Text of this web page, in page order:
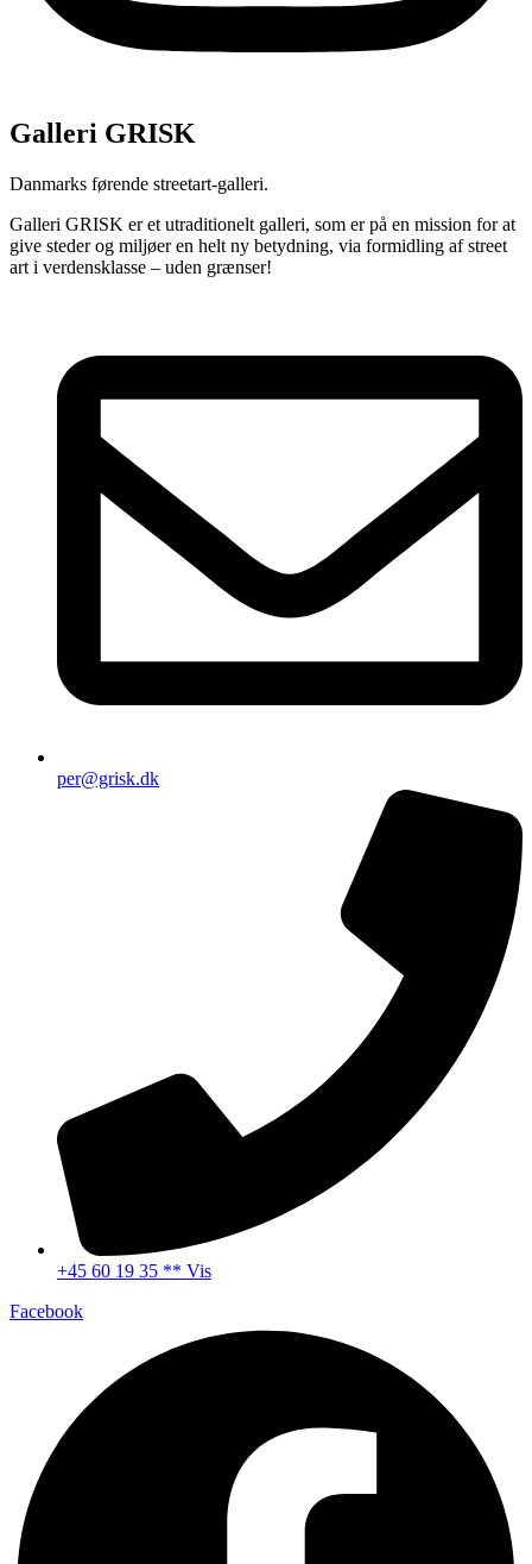
Galleri GRISK
Danmarks førende streetart-galleri.
Galleri GRISK er et utraditionelt galleri, som er på en mission for at
give steder og miljøer en helt ny betydning, via formidling af street
art i verdensklasse – uden grænser!
per@grisk.dk
+45 60 19 35 ** Vis
Facebook